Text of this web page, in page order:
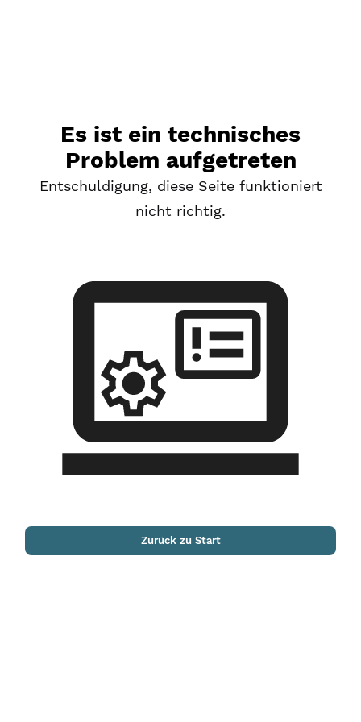
Es ist ein technisches
Problem aufgetreten
Entschuldigung, diese Seite funktioniert
nicht richtig.
Zurück zu Start